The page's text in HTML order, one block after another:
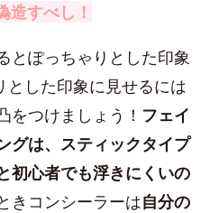
造すべし！
とぽっちゃりとした印象
した印象に見せるには
をつけましょう！ フェイ
グは、スティックタイプ
初心者でも浮きにくいの
きコンシーラーは自分の